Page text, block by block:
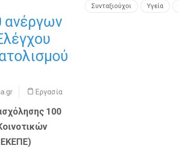
ανέργων
Εργασία
100
Συνταξιούχοι Υγεία